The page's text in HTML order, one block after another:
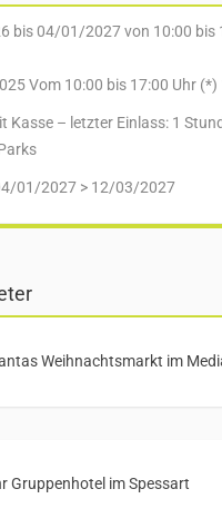
bis 04/01/2027 von 10:00 bis
Vom 10:00 bis 17:00 Uhr (*)
Kasse – letzter Einlass: 1
01/2027 > 12/03/2027
Weihnachtsmarkt im
Gruppenhotel im Spessart